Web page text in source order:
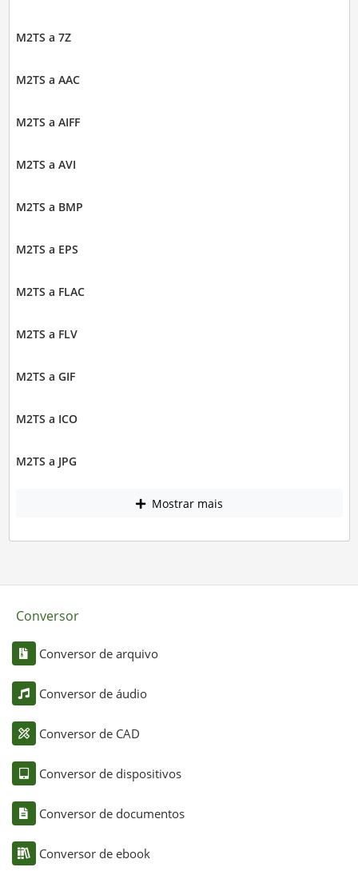
M2TS a 7Z
M2TS a AAC
M2TS a AIFF
M2TS a AVI
M2TS a BMP
M2TS a EPS
M2TS a FLAC
M2TS a FLV
M2TS a GIF
M2TS a ICO
M2TS a JPG
Mostrar mais
Conversor
Conversor de arquivo
Conversor de áudio
Conversor de CAD
Conversor de dispositivos
Conversor de documentos
Conversor de ebook